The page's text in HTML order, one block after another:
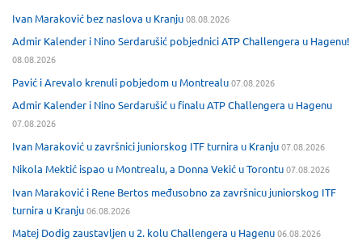
Ivan Maraković bez naslova u Kranju08.08.2026
Admir Kalender i Nino Serdarušić pobjednici ATP Challengera u Hagenu!
08.08.2026
Pavić i Arevalo krenuli pobjedom u Montrealu07.08.2026
Admir Kalender i Nino Serdarušić u finalu ATP Challengera u Hagenu
07.08.2026
Ivan Maraković u završnici juniorskog ITF turnira u Kranju07.08.2026
Nikola Mektić ispao u Montrealu, a Donna Vekić u Torontu07.08.2026
Ivan Maraković i Rene Bertos međusobno za završnicu juniorskog ITF
turnira u Kranju06.08.2026
Matej Dodig zaustavljen u 2. kolu Challengera u Hagenu06.08.2026